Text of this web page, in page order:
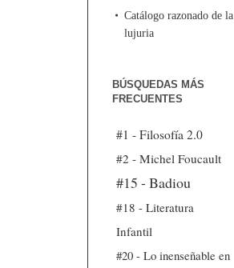
Catálogo razonado de la
lujuria
BÚSQUEDAS MÁS
FRECUENTES
#1 - Filosofía 2.0
#2 - Michel Foucault
#15 - Badiou
#18 - Literatura
Infantil
#20 - Lo inenseñable en